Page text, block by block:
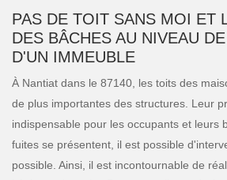
PAS DE TOIT SANS MOI ET
DES BÂCHES AU NIVEAU
D'UN IMMEUBLE
À Nantiat dans le 87140, les toits des
de plus importantes des structures. Leur
indispensable pour les occupants et leurs
fuites se présentent, il est possible
possible. Ainsi, il est incontournable de